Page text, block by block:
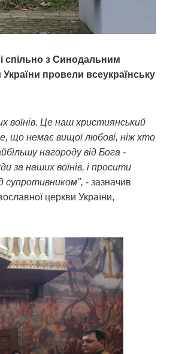
спільно з Синодальним
провели всеукраїнську
воїнів. Це наш християнський
що немає вищої любові, ніж хто
нагороду від Бога -
за наших воїнів, і просити
супротивником", - зазначив
церкви України,